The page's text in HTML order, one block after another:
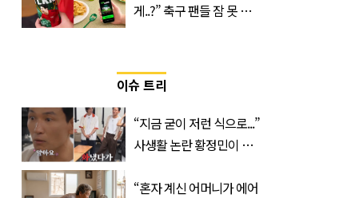
게..?” 축구 팬들 잠 못 들
이슈 트리
“지금 굳이 저런 식으로...”
사생활 논란 황정민이 곧
“혼자 계신 어머니가 에어